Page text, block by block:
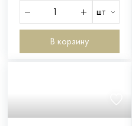
шт
В корзину